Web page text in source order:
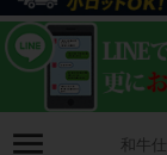
和牛